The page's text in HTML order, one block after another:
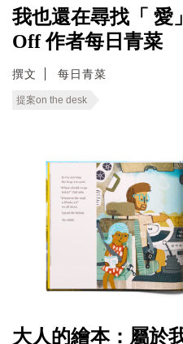
我也還在尋找「
Off 作者每日青菜
撰文 每日青菜
提案on the desk
大人的繪本：屬於